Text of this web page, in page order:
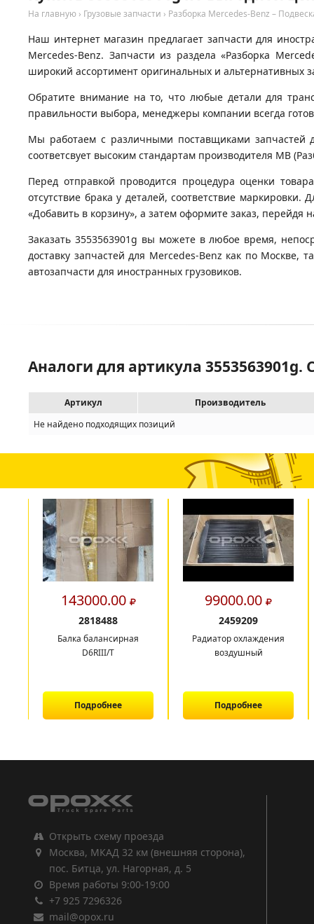
На главную › Грузовые запчасти › Разборка Mercedes-Benz –
Наш интернет магазин предлагает запчасти для
Mercedes-Benz. Запчасти из раздела «Разборка
широкий ассортимент оригинальных и альтернативных
Обратите внимание на то, что любые детали для
правильности выбора, менеджеры компании всегда
Мы работаем с различными поставщиками запчастей
соответсвует высоким стандартам производителя MB
Перед отправкой проводится процедура оценки
отсутствие брака у деталей, соответствие
«Добавить в корзину», а затем оформите заказ, перейдя
Заказать 3553563901g вы можете в любое время,
доставку запчастей для Mercedes-Benz как по
автозапчасти для иностранных грузовиков.
Аналоги для артикула
Артикул
Производитель
Не найдено подходящих позиций
143000.00
2818488
Балка балансирная
D6RIII/T
Подробнее
99000.00
2459209
Радиатор охлаждения
воздушный
Подробнее
Открыть схему проезда
Москва, МКАД 32 км (внешняя сторона),
пос. Битца, ул. Нагорная, д. 5
Время работы 9:00-19:00
+7 925 7296326
mail@opox.ru